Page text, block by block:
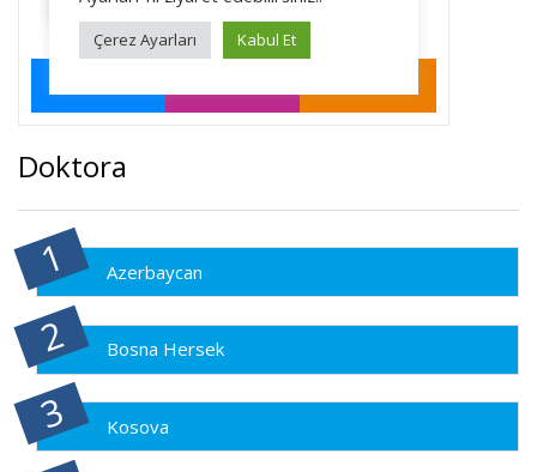
Doktora
Azerbaycan
Bosna Hersek
Kosova